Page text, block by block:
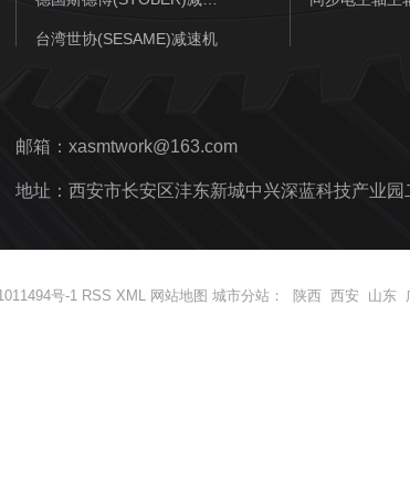
台湾世协(SESAME)减速机
邮箱：xasmtwork@163.com
地址：西安市长安区沣东新城中兴深蓝科技产业园
号-1 RSS XML 网站地图 城市分站 ： 陕西 西安 山东